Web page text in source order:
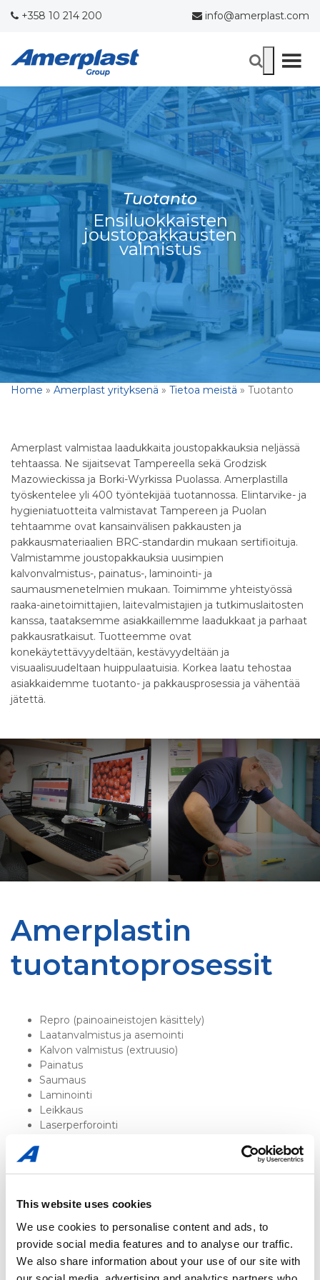
This website uses cookies
We use cookies to personalise content and ads, to
provide social media features and to analyse our traffic.
We also share information about your use of our site with
+358 10 214 200 info@amerplast.com
Tuotanto
Ensiluokkaisten
joustopakkausten
valmistus
Home » Amerplast yrityksenä » Tietoa meistä » Tuotanto
Amerplast valmistaa laadukkaita joustopakkauksia neljässä
tehtaassa. Ne sijaitsevat Tampereella sekä Grodzisk
Mazowieckissa ja Borki-Wyrkissa Puolassa. Amerplastilla
työskentelee yli 400 työntekijää tuotannossa. Elintarvike- ja
hygieniatuotteita valmistavat Tampereen ja Puolan
tehtaamme ovat kansainvälisen pakkausten ja
pakkausmateriaalien BRC-standardin mukaan sertifioituja.
Valmistamme joustopakkauksia uusimpien
kalvonvalmistus-, painatus-, laminointi- ja
saumausmenetelmien mukaan. Toimimme yhteistyössä
raaka-ainetoimittajien, laitevalmistajien ja tutkimuslaitosten
kanssa, taataksemme asiakkaillemme laadukkaat ja parhaat
pakkausratkaisut. Tuotteemme ovat
konekäytettävyydeltään, kestävyydeltään ja
visuaalisuudeltaan huippulaatuisia. Korkea laatu tehostaa
asiakkaidemme tuotanto- ja pakkausprosessia ja vähentää
jätettä.
Amerplastin
tuotantoprosessit
Repro (painoaineistojen käsittely)
Laatanvalmistus ja asemointi
Kalvon valmistus (extruusio)
Painatus
Saumaus
Laminointi
Leikkaus
Laserperforointi
Tuotannossa syntyvän polyeteenijätteen
Ota meihin yhteyttä
, niin voimme käydä läpi nykyiset
pakkauksenne ja tulevaisuuden tarpeenne. Samalla
voimme kertoa, miten parantaa pakkaustenne toimivuutta,
tehokkuutta, visuaalisuutta ja ympäristöystävällisyyttä.